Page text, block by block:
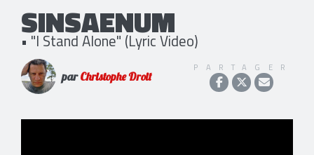
SINSAENUM
• "I Stand Alone" (Lyric Video)
parChristophe Droit
PARTAGER